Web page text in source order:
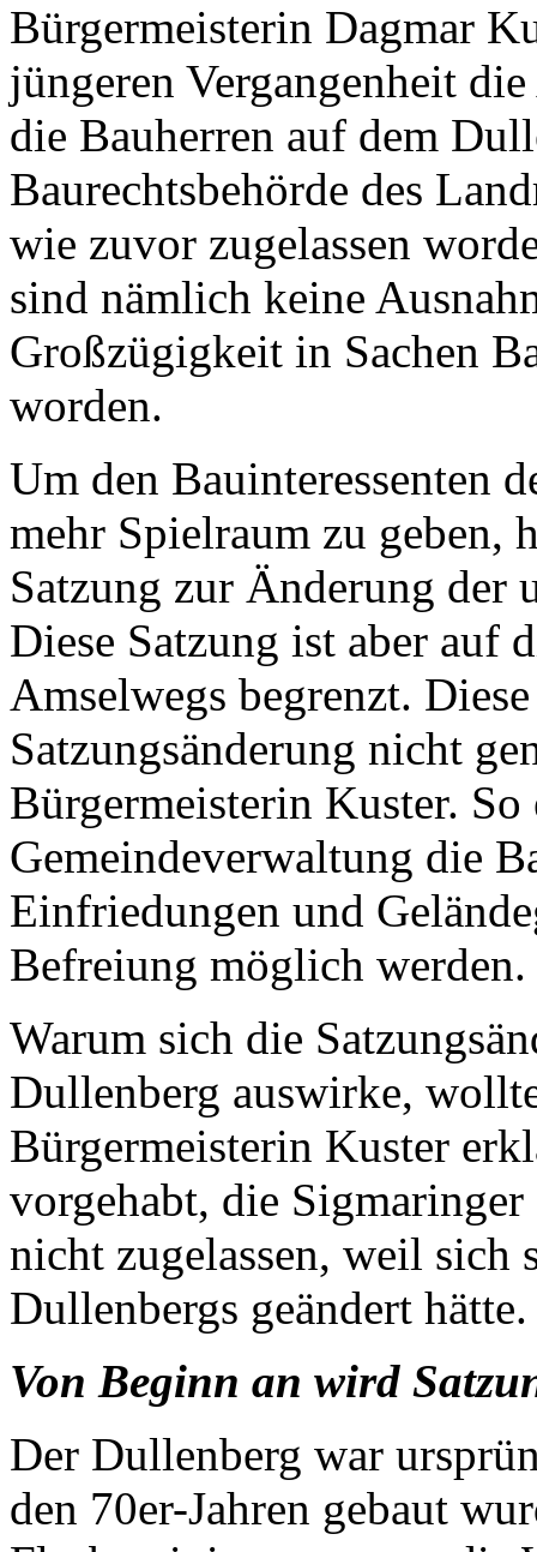
Bürgermeisterin Dagmar
jüngeren Vergangenheit
die Bauherren auf dem
Baurechtsbehörde des
wie zuvor zugelassen
sind nämlich keine
Großzügigkeit in Sachen
worden.
Um den Bauinteressenten
mehr Spielraum zu geben,
Satzung zur Änderung der
Diese Satzung ist aber auf
Amselwegs begrenzt.
Satzungsänderung nicht
Bürgermeisterin Kuster.
Gemeindeverwaltung die
Einfriedungen und
Befreiung möglich werden.
Warum sich die
Dullenberg auswirke,
Bürgermeisterin Kuster
vorgehabt, die Sigmaringer
nicht zugelassen, weil sich
Dullenbergs geändert hätte.
Von Beginn an wird
Der Dullenberg war
den 70er-Jahren gebaut